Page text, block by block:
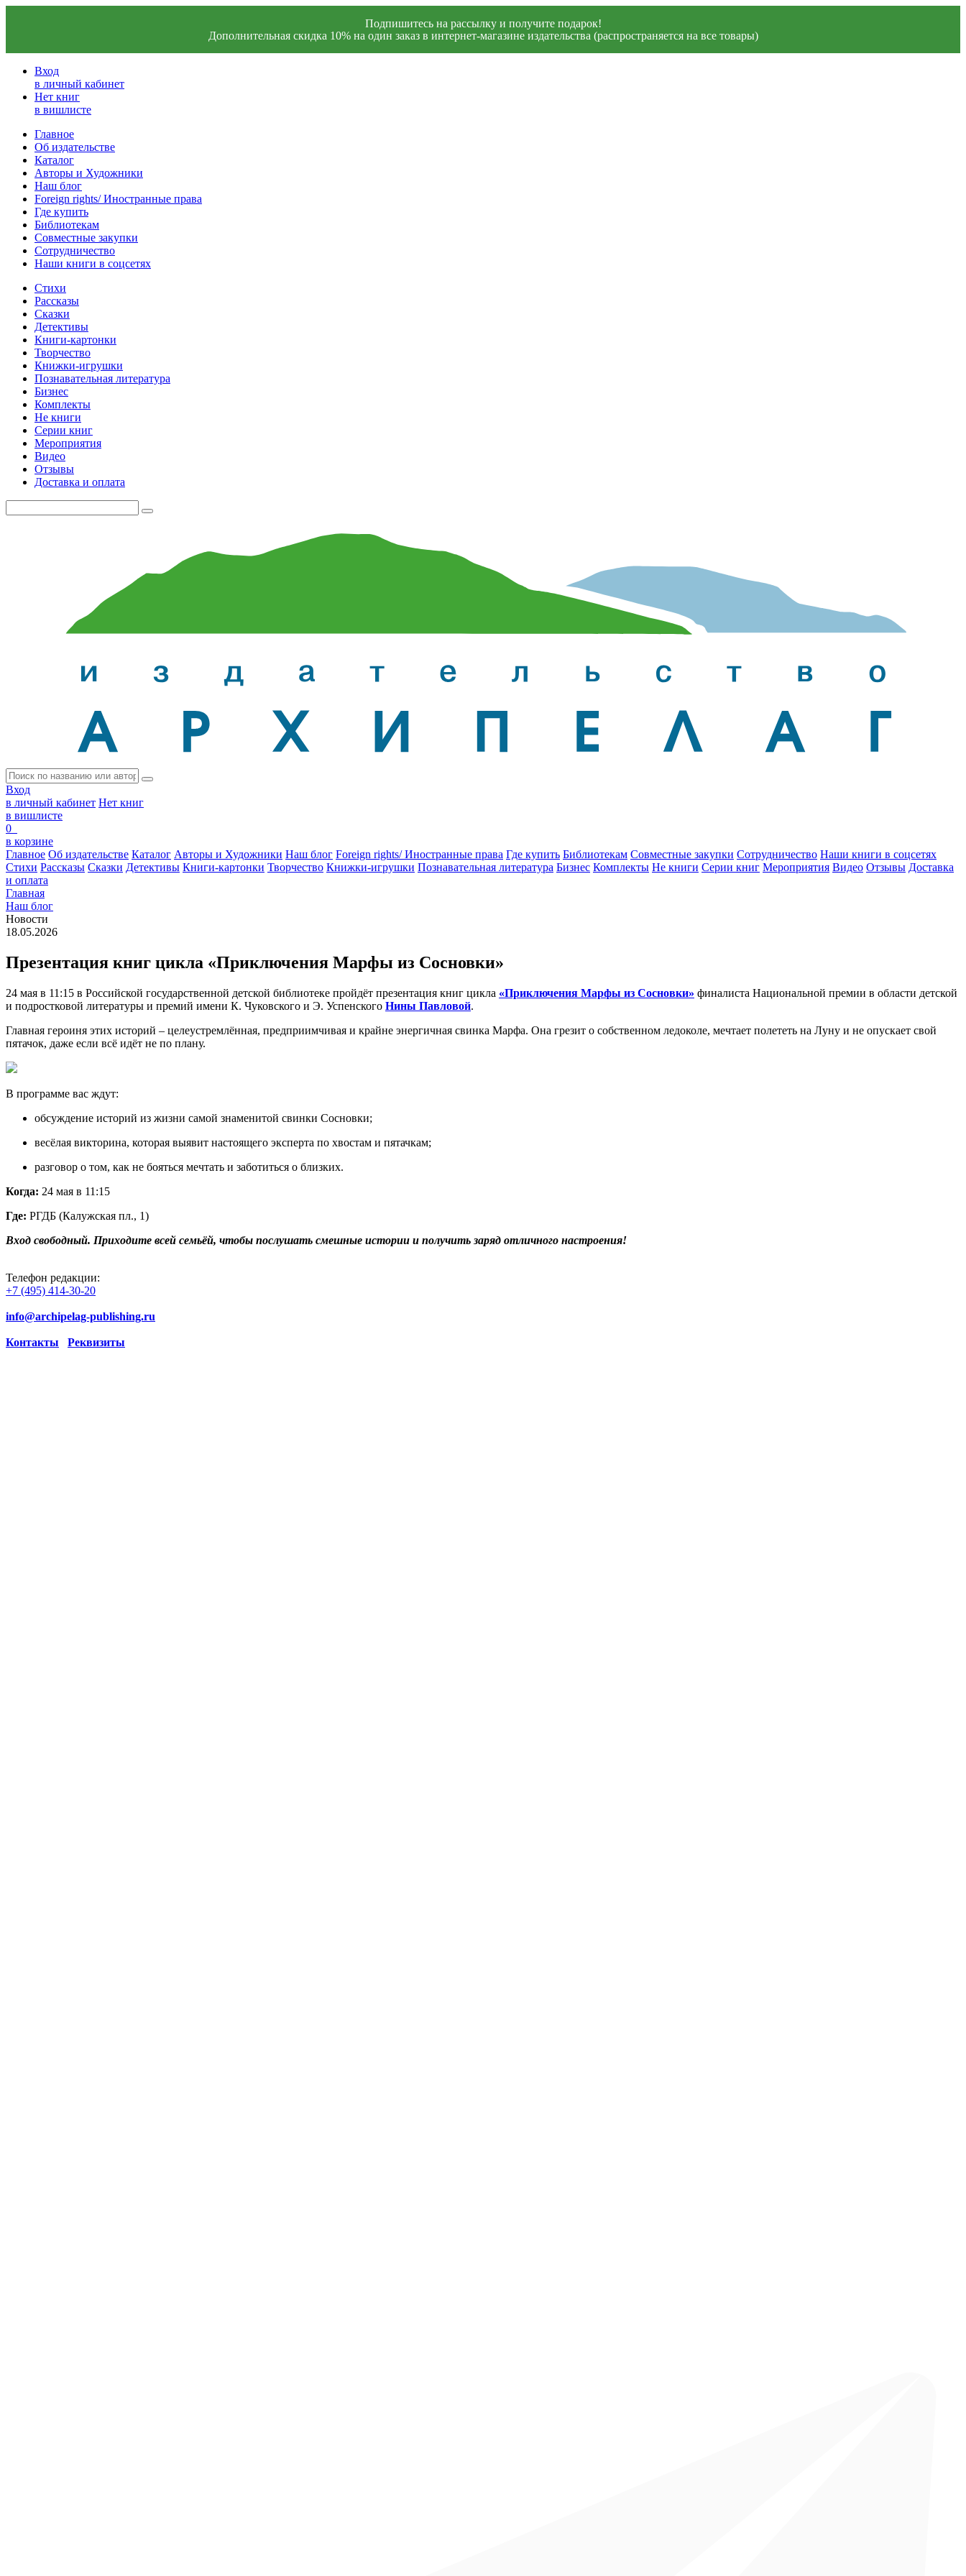
Подпишитесь на рассылку и получите подарок!
Дополнительная скидка 10% на один заказ в интернет-магазине издательства (распространяется на все товары)
Вход
в личный кабинет
Нет книг
в вишлисте
Главное
Об издательстве
Каталог
Авторы и Художники
Наш блог
Foreign rights/ Иностранные права
Где купить
Библиотекам
Совместные закупки
Сотрудничество
Наши книги в соцсетях
Стихи
Рассказы
Сказки
Детективы
Книги-картонки
Творчество
Книжки-игрушки
Познавательная литература
Бизнес
Комплекты
Не книги
Серии книг
Мероприятия
Видео
Отзывы
Доставка и оплата
Вход
в личный кабинет Нет книг
в вишлисте
0
в корзине
Главное Об издательстве Каталог Авторы и Художники Наш блог Foreign rights/ Иностранные права Где купить Библиотекам Совместные закупки Сотрудничество Наши книги в соцсетях
Стихи Рассказы Сказки Детективы Книги-картонки Творчество Книжки-игрушки Познавательная литература Бизнес Комплекты Не книги Серии книг Мероприятия Видео Отзывы Доставка
и оплата
Главная
Наш блог
Новости
18.05.2026
Презентация книг цикла «Приключения Марфы из Сосновки»
24 мая в 11:15 в Российской государственной детской библиотеке пройдёт презентация книг цикла «Приключения Марфы из Сосновки» финалиста Национальной премии в области детской
и подростковой литературы и премий имени К. Чуковского и Э. Успенского Нины Павловой.
Главная героиня этих историй – целеустремлённая, предприимчивая и крайне энергичная свинка Марфа. Она грезит о собственном ледоколе, мечтает полететь на Луну и не опускает свой
пятачок, даже если всё идёт не по плану.
В программе вас ждут:
обсуждение историй из жизни самой знаменитой свинки Сосновки;
весёлая викторина, которая выявит настоящего эксперта по хвостам и пятачкам;
разговор о том, как не бояться мечтать и заботиться о близких.
Когда: 24 мая в 11:15
Где: РГДБ (Калужская пл., 1)
Вход свободный. Приходите всей семьёй, чтобы послушать смешные истории и получить заряд отличного настроения!
Телефон редакции:
+7 (495) 414-30-20
info@archipelag-publishing.ru
Контакты Реквизиты